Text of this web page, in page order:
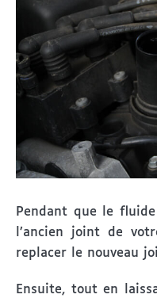
Pendant que le
l’ancien joint de
replacer le nouveau
Ensuite, tout en